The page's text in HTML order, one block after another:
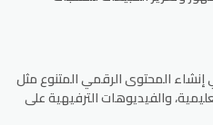
المحتوى الرقمي المتنوع مثل
والفيديوهات الترفيهية على